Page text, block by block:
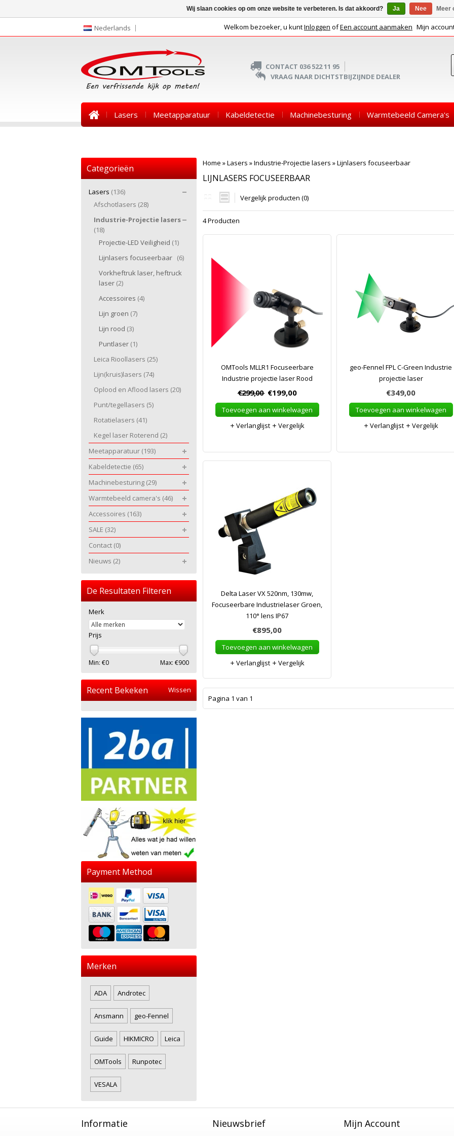
Nederlands Welkom bezoeker, u kuntInloggen ofEen account aanmaken Mijn
CONTACT 036 522 11 95
VRAAG NAAR DICHTSTBIJZIJNDE DEALER
Lasers Meetapparatuur Kabeldetectie Machinebesturing Warmtebeeld Camera's
Home »Lasers »Industrie-Projectie lasers »Lijnlasers focuseerbaar
LIJNLASERS FOCUSEERBAAR
Vergelijk producten (0)
4 Producten
OMTools MLLR1 Focuseerbare
Industrie projectie laser Rood
€299,00 €199,00
Toevoegen aan winkelwagen
Verlanglijst
Vergelijk
geo-Fennel FPL C-Green Industrie
projectie laser
€349,00
Toevoegen aan winkelwagen
Verlanglijst
Vergelijk
Delta Laser VX 520nm, 130mw,
Focuseerbare Industrielaser Groen,
110° lens IP67
€895,00
Toevoegen aan winkelwagen
Verlanglijst
Vergelijk
Pagina 1 van 1
Categorieën
Lasers (136)
Afschotlasers (28)
Industrie-Projectie lasers
(18)
Projectie-LED Veiligheid (1)
Lijnlasers focuseerbaar (6)
Vorkheftruk laser, heftruck
laser (2)
Accessoires (4)
Lijn groen (7)
Lijn rood (3)
Puntlaser (1)
Leica Rioollasers (25)
Lijn(kruis)lasers (74)
Oplood en Aflood lasers (20)
Punt/tegellasers (5)
Rotatielasers (41)
Kegel laser Roterend (2)
Meetapparatuur (193)
Kabeldetectie (65)
Machinebesturing (29)
Warmtebeeld camera's (46)
Accessoires (163)
SALE (32)
Contact (0)
Nieuws (2)
De Resultaten Filteren
Merk
Prijs
Min: €0 Max: €900
Recent Bekeken Wissen
Payment Method
Merken
ADA Androtec
Ansmann geo-Fennel
Guide HIKMICRO Leica
OMTools Runpotec
VESALA
Informatie Nieuwsbrief Mijn Account
Wij slaan cookies op om onze website te verbeteren. Is dat akkoord? Ja Nee Meer